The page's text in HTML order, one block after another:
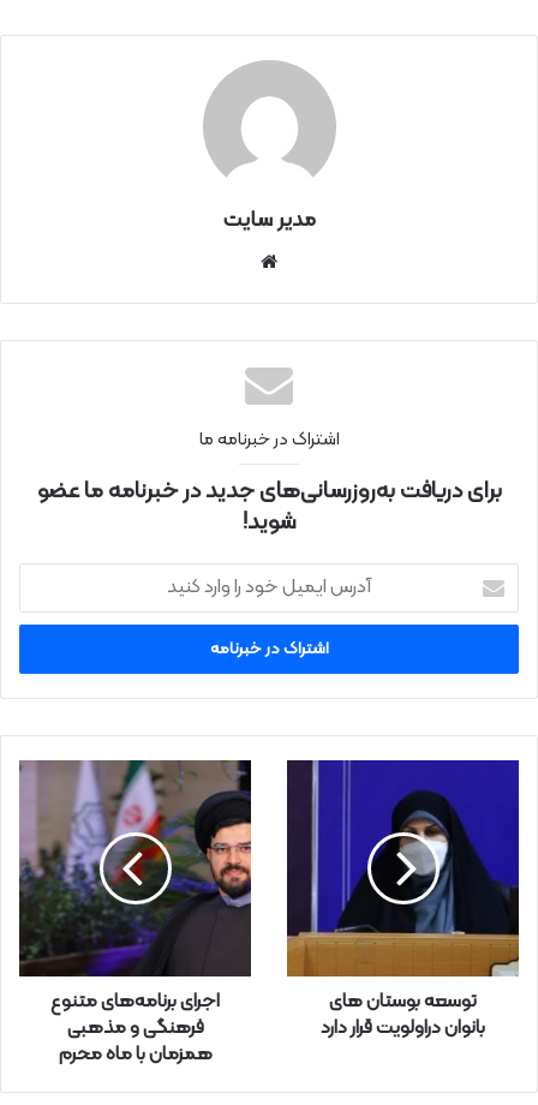
مدیر سایت
نتی
اشتراک در خبرنامه ما
برای دریافت به‌روزرسانی‌های جدید در خبرنامه ما عضو
شوید!
ر
ا
ی
و
ا
ر
توسعه بوستان های
بانوان دراولویت قرار دارد
اجرای برنامه‌های متنوع
فرهنگی و مذهبی
همزمان با ماه محرم